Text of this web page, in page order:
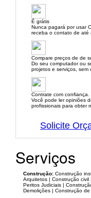
É grátis
Nunca pagará por usar
receba o contato de até
Compare preços de de
Do seu computador ou
projetos e serviços, sem
Contrate com confiança.
Você pode ler opiniões
profissionais para obter
Solicite
Serviços
Construção: Construção
Arquitetos | Construção
Peritos Judiciais |
Demolições | Construção de